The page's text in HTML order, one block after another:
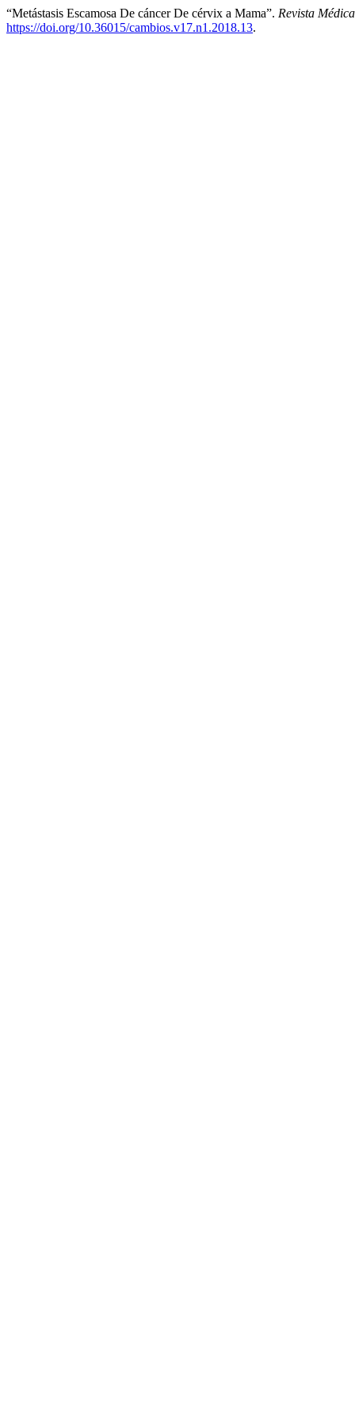
“Metástasis Escamosa De cáncer De cérvix a Mama”. Revista
https://doi.org/10.36015/cambios.v17.n1.2018.13.